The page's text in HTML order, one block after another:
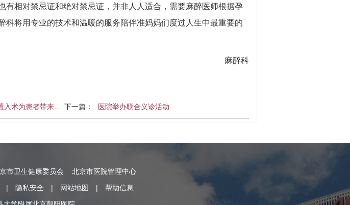
有相对禁忌证和绝对禁忌证，并非人人适合，需要麻醉医师根据孕
科将用专业的技术和温暖的服务陪伴准妈妈们度过人生中最重要的
麻醉科
入术为患者带来… 下一篇： 医院举办联合义诊活动
市卫生健康委员会
北京市医院管理中心
| 隐私安全 | 网站地图 |
帮助信息